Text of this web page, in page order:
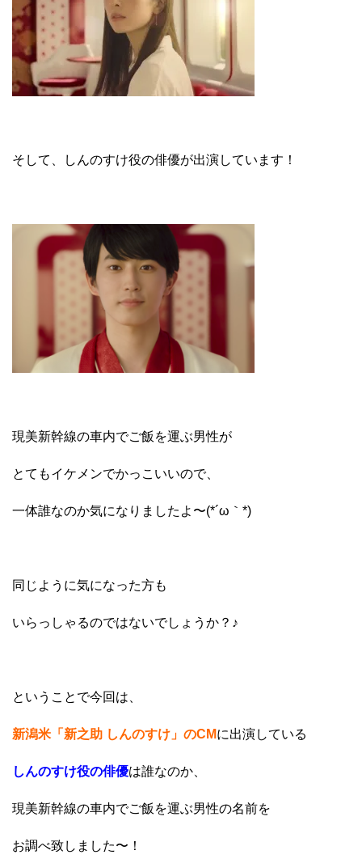
そして、しんのすけ役の俳優が出演しています！
現美新幹線の車内でご飯を運ぶ男性が
とてもイケメンでかっこいいので、
一体誰なのか気になりましたよ〜(*´ω｀*)
同じように気になった方も
いらっしゃるのではないでしょうか？♪
ということで今回は、
新潟米「新之助 しんのすけ」のCMに出演している
しんのすけ役の俳優は誰なのか、
現美新幹線の車内でご飯を運ぶ男性の名前を
お調べ致しました〜！